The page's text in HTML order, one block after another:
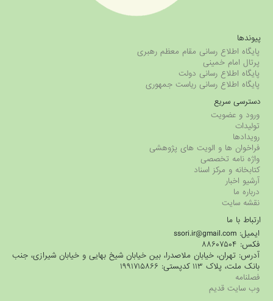
پیوندها
پایگاه اطلاع رسانی مقام معظم رهبری
پرتال امام خمینی
پایگاه اطلاع رسانی دولت
پایگاه اطلاع رسانی ریاست جمهوری
دسترسی سریع
ورود و عضویت
تولیدات
رویدادها
فراخوان ها و الویت های پژوهشی
واژه نامه تخصصی
کتابخانه و مرکز اسناد
آرشیو اخبار
درباره ما
نقشه سایت
ارتباط با ما
ایمیل: ssori.ir@gmail.com
فکس: ۸۸۶۰۷۵۰۴
آدرس: تهران، خیابان ملاصدرا، بین خیابان شیخ بهایی و خیابان شیرازی، جنب
بانک ملت، پلاک ۱۱۳ کدپستی: ۱۹۹۱۷۱۵۸۶۶
فصلنامه
وب سایت قدیم